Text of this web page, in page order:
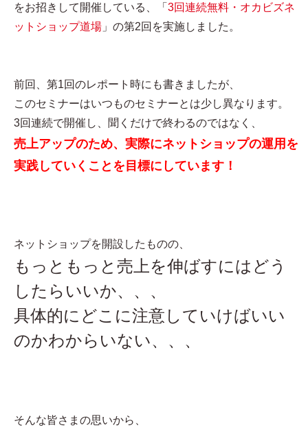
をお招きして開催している、「 3回連続無料・オカビズネ
ットショップ道場 」の第2回を実施しました。
前回、第1回のレポート時にも書きましたが、
このセミナーはいつものセミナーとは少し異なります。
3回連続で開催し、聞くだけで終わるのではなく、
売上アップのため、実際にネットショップの運用を
実践していくことを目標にしています！
ネットショップを開設したものの、
もっともっと売上を伸ばすにはどう
したらいいか、、、
具体的にどこに注意していけばいい
のかわからいない、、、
そんな皆さまの思いから、